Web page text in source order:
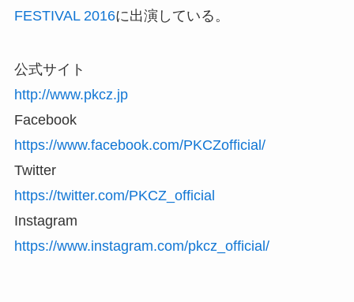
FESTIVAL 2016に出演している。
公式サイト
http://www.pkcz.jp
Facebook
https://www.facebook.com/PKCZofficial/
Twitter
https://twitter.com/PKCZ_official
Instagram
https://www.instagram.com/pkcz_official/